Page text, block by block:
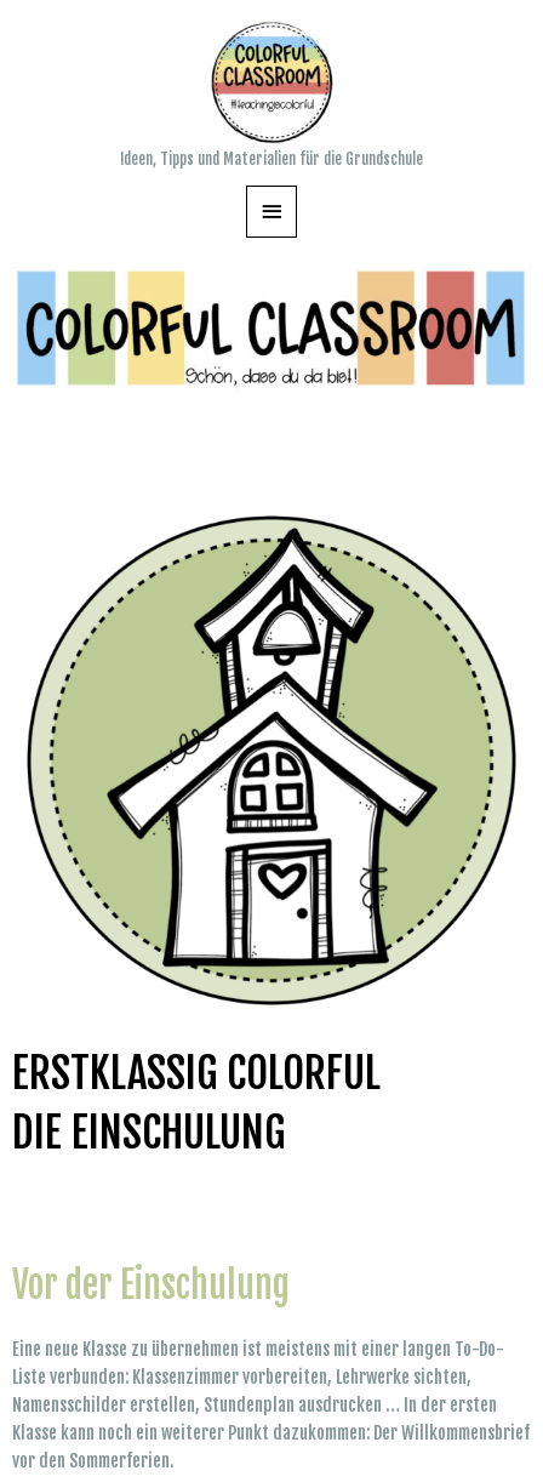
Ideen, Tipps und Materialien für die Grundschule
ERSTKLASSIG COLORFUL
DIE EINSCHULUNG
Vor der Einschulung
Eine neue Klasse zu übernehmen ist meistens mit einer langen To-Do-
Liste verbunden: Klassenzimmer vorbereiten, Lehrwerke sichten,
Namensschilder erstellen, Stundenplan ausdrucken … In der ersten
Klasse kann noch ein weiterer Punkt dazukommen: Der Willkommensbrief
vor den Sommerferien.